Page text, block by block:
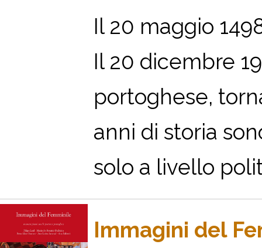
Il 20 maggio
Il 20 dicembre
portoghese,
anni di storia
solo a livello
Immagini del